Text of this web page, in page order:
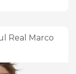
Real Marco